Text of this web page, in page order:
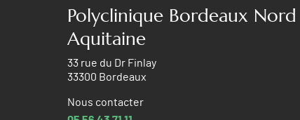
Polyclinique Bordeaux Nord
Aquitaine
33 rue du Dr Finlay
33300 Bordeaux
Nous contacter